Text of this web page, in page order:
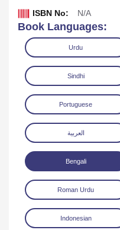
ISBN No: N/A
Book Languages:
Urdu
Sindhi
Portuguese
العربية
Bengali
Roman Urdu
Indonesian